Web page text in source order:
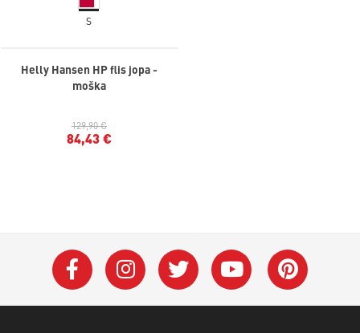
S
Helly Hansen HP flis jopa -
moška
129,90 €
84,43 €